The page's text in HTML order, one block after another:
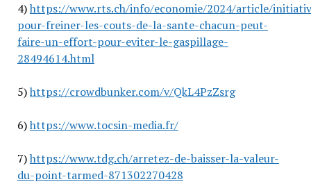
4)https://www.rts.ch/info/economie/2024/article/
pour-freiner-les-couts-de-la-sante-chacun-peut-
faire-un-effort-pour-eviter-le-gaspillage-
28494614.html
5)https://crowdbunker.com/v/QkL4PzZsrg
6)https://www.tocsin-media.fr/
7)https://www.tdg.ch/arretez-de-baisser-la-valeur-
du-point-tarmed-871302270428